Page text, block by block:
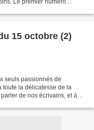
15 octobre (2)
seuls passionnés de
toute la délicatesse de la
de nos écrivains, et à